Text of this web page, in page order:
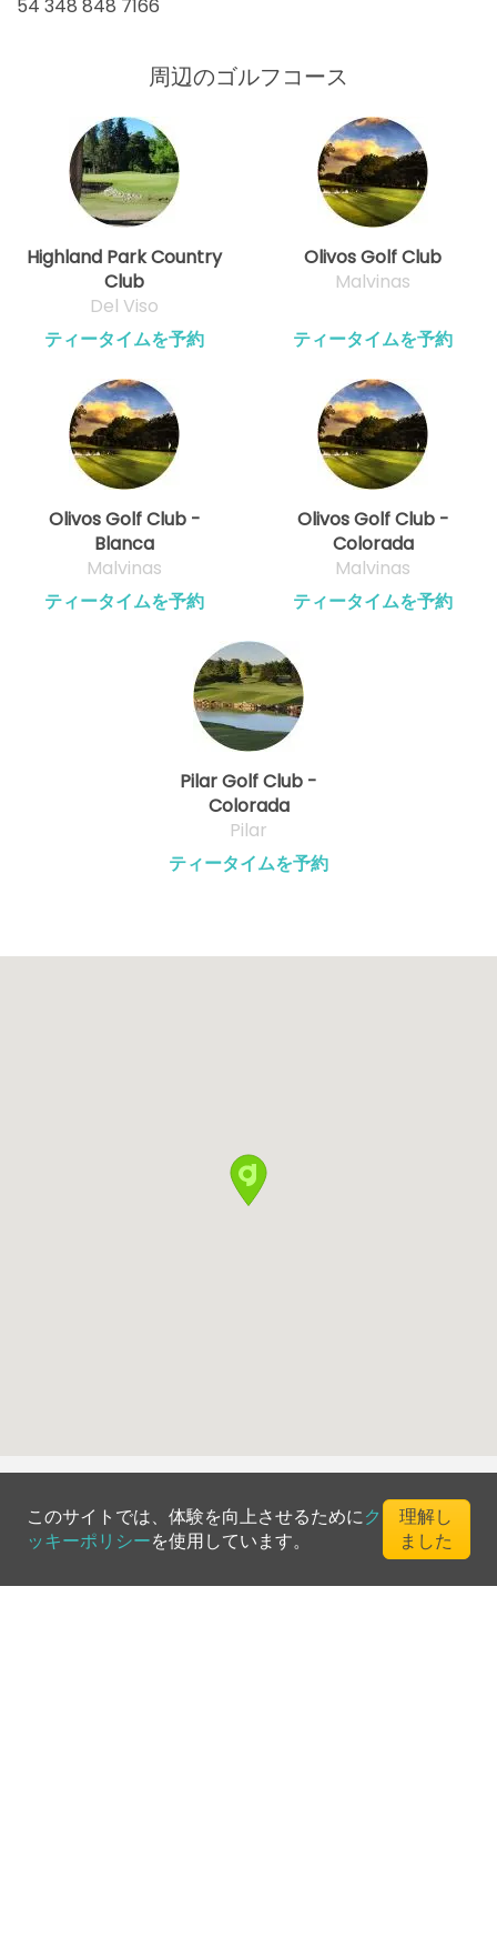
54 348 848 7166
周辺のゴルフコース
Highland Park Country
Club
Del Viso
ティータイムを予約
Olivos Golf Club
Malvinas
ティータイムを予約
Olivos Golf Club -
Blanca
Malvinas
ティータイムを予約
Olivos Golf Club -
Colorada
Malvinas
ティータイムを予約
Pilar Golf Club -
Colorada
Pilar
ティータイムを予約
All Rights Reserved
このサイトでは、体験を向上させるためにク
ッキーポリシーを使用しています。
理解し
ました